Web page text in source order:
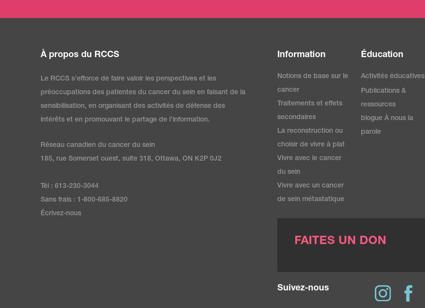
À propos du RCCS
Le RCCS s’efforce de faire valoir les perspectives et les
préoccupations des patientes du cancer du sein en faisant de la
sensibilisation, en organisant des activités de défense des
intérêts et en promouvant le partage de l’information.
Réseau canadien du cancer du sein
185, rue Somerset ouest, suite 318, Ottawa, ON K2P 0J2
Tél : 613-230-3044
Sans frais : 1-800-685-8820
Écrivez-nous
Information
Notions de base sur le
cancer
Traitements et effets
secondaires
La reconstruction ou
choisir de vivre à plat
Vivre avec le cancer
du sein
Vivre avec un cancer
de sein métastatique
Éducation
Activités éducatives
Publications &
ressources
blogue À nous la
parole
FAITES UN DON
Suivez-nous